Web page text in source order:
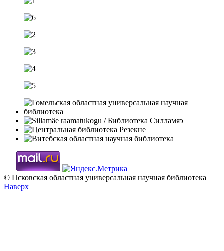
© Псковская областная универсальная научная библиотека
Наверх